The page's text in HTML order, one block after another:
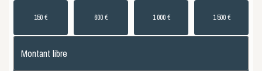
150 € 600 € 1 000 € 1 500 €